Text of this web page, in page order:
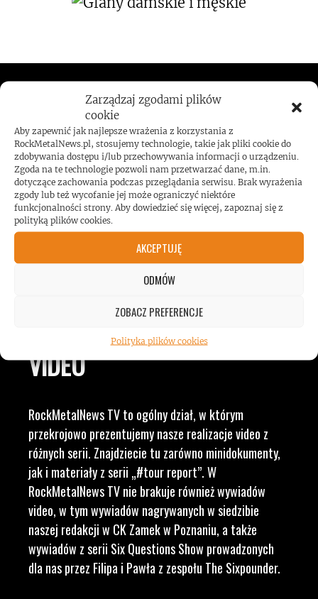
Zarządzaj zgodami plików
cookie
Aby zapewnić jak najlepsze wrażenia z korzystania z
RockMetalNews.pl, stosujemy technologie, takie jak pliki cookie do
zdobywania dostępu i/lub przechowywania informacji o urządzeniu.
Zgoda na te technologie pozwoli nam przetwarzać dane, m.in.
dotyczące zachowania podczas przeglądania serwisu. Brak wyrażenia
zgody lub też wycofanie jej może ograniczyć niektóre
funkcjonalności strony. Aby dowiedzieć się więcej, zapoznaj się z
polityką plików cookies.
AKCEPTUJĘ
ODMÓW
ZOBACZ PREFERENCJE
Polityka plików cookies
ROCKMETALNEWS TV
JESTEŚMY BLISKO
ZESPOŁÓW, KONCERTÓW I
LUDZI ZWIĄZANYCH Z
MUZYKĄ, BY DOSTARCZAĆ
WAM NAJLEPSZE TREŚCI
VIDEO
RockMetalNews TV to ogólny dział, w którym
przekrojowo prezentujemy nasze realizacje video z
różnych serii. Znajdziecie tu zarówno minidokumenty,
jak i materiały z serii „#tour report”. W
RockMetalNews TV nie brakuje również wywiadów
video, w tym wywiadów nagrywanych w siedzibie
naszej redakcji w CK Zamek w Poznaniu, a także
wywiadów z serii Six Questions Show prowadzonych
dla nas przez Filipa i Pawła z zespołu The Sixpounder.